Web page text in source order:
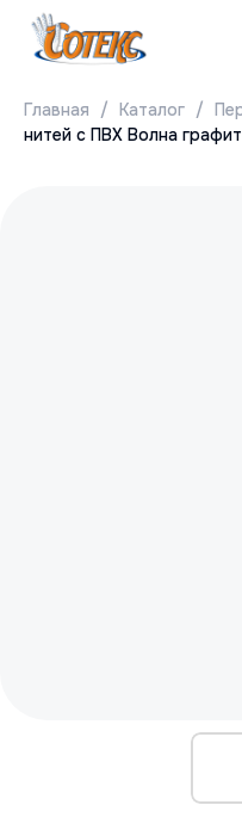
Главная Каталог
нитей с ПВХ Волна